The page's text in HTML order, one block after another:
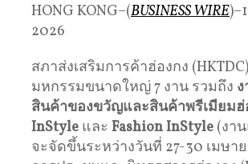
HONG KONG–(BUSINESS WIRE
2026
สภาส่งเสริมการค้าฮ่องกง
มหกรรมขนาดใหญ่ 7 งาน รวมถึง
สินค้าของขวัญและสินค้าพรีเมียมฮ่
InStyle และ Fashion InStyle (งา
จะจัดขึ้นระหว่างวันที่ 27-30 เมษา